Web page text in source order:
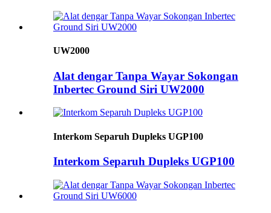
UW2000
Alat dengar Tanpa Wayar Sokongan
Inbertec Ground Siri UW2000
Interkom Separuh Dupleks UGP100
Interkom Separuh Dupleks UGP100